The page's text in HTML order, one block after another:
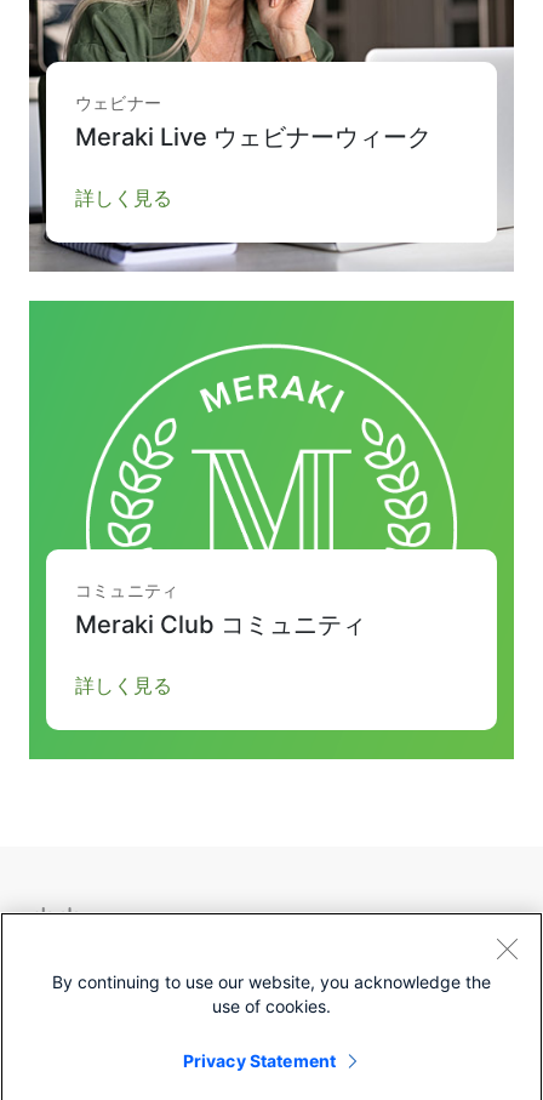
ウェビナー
Meraki Live ウェビナーウィーク
詳しく見る
コミュニティ
Meraki Club コミュニティ
詳しく見る
Privacy GDPR
Use
By continuing to use our website, you acknowledge the
use of cookies.
Privacy Statement